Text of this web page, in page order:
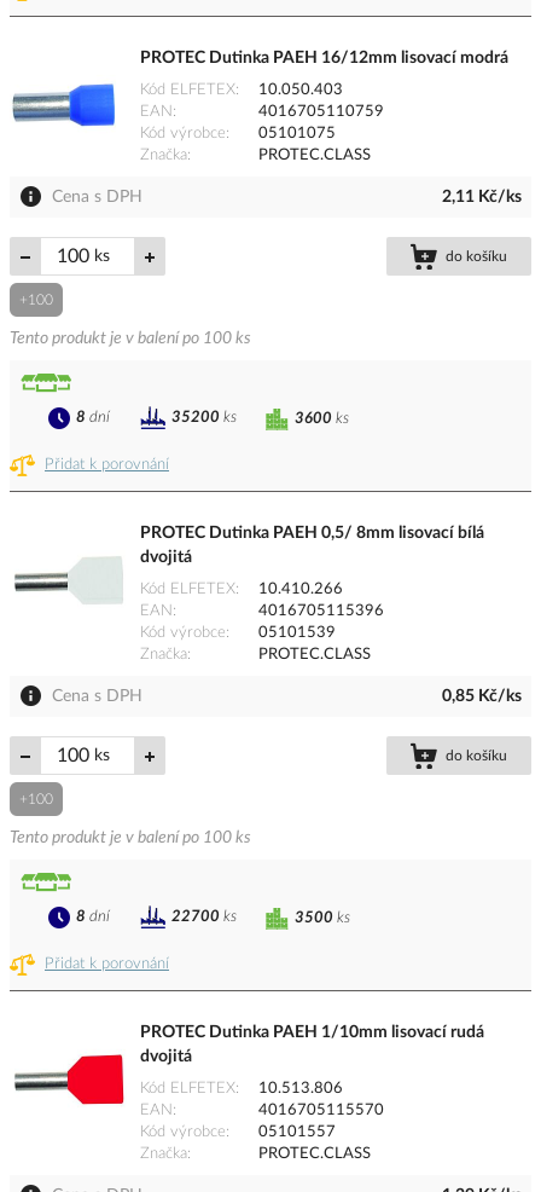
PROTEC Dutinka PAEH 16/12mm lisovací modrá
Kód ELFETEX
10.050.403
EAN
4016705110759
Kód výrobce
05101075
Značka
PROTEC.CLASS
Cena s DPH 2,11 Kč/ks
ks do košíku
+100
Tento produkt je v balení po 100 ks
Přidat k porovnání
3600 ks
8 dní 35200 ks
PROTEC Dutinka PAEH 0,5/ 8mm lisovací bílá
dvojitá
Kód ELFETEX
10.410.266
EAN
4016705115396
Kód výrobce
05101539
Značka
PROTEC.CLASS
Cena s DPH 0,85 Kč/ks
ks do košíku
+100
Tento produkt je v balení po 100 ks
Přidat k porovnání
3500 ks
8 dní 22700 ks
PROTEC Dutinka PAEH 1/10mm lisovací rudá
dvojitá
Kód ELFETEX
10.513.806
EAN
4016705115570
Kód výrobce
05101557
Značka
PROTEC.CLASS